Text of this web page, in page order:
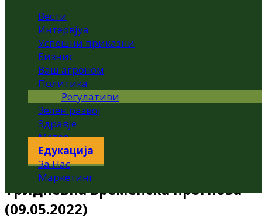
Вести
Интервјуа
Успешни приказни
Бизнис
Ваш агроном
Политика
Регулативи
Зелен развој
Здравје
Метео
Едукација
За Нас
Маркетинг
Тридневна временска прогноза
(09.05.2022)